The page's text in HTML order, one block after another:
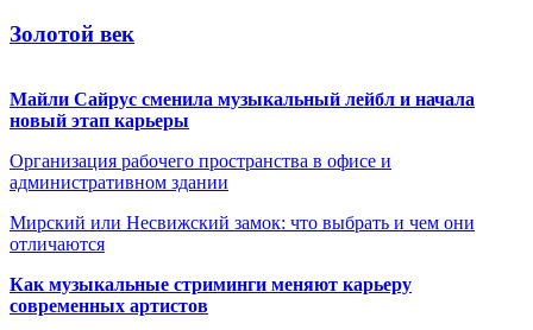
Золотой век
Майли Сайрус сменила музыкальный лейбл и начала
новый этап карьеры
Организация рабочего пространства в офисе и
административном здании
Мирский или Несвижский замок: что выбрать и чем они
отличаются
Как музыкальные стриминги меняют карьеру
современных артистов